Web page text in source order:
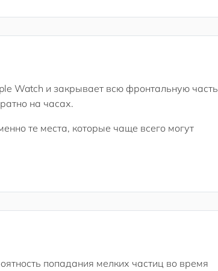
Watch и закрывает всю фронтальную часть
на часах.
те места, которые чаще всего могут
попадания мелких частиц во время